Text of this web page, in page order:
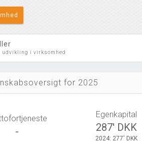
udvikling i virksomhed
for 2025
-
Egenkapital
287' DKK
2024: 277' DKK